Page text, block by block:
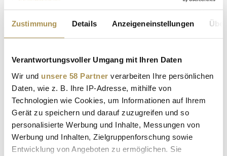
Zustimmung Details Anzeigeneinstellungen
Verantwortungsvoller Umgang mit Ihren Daten
Wir und unsere 58 Partner verarbeiten Ihre persönlichen
Daten, wie z. B. Ihre IP-Adresse, mithilfe von
Technologien wie Cookies, um Informationen auf Ihrem
Gerät zu speichern und darauf zuzugreifen und so
personalisierte Werbung und Inhalte, Messungen von
Werbung und Inhalten, Zielgruppenforschung sowie
Entwicklung von Angeboten zu ermöglichen. Sie